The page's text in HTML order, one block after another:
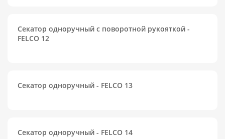
Секатор одноручный с поворотной рукояткой -
FELCO 12
Секатор одноручный - FELCO 13
Секатор одноручный - FELCO 14